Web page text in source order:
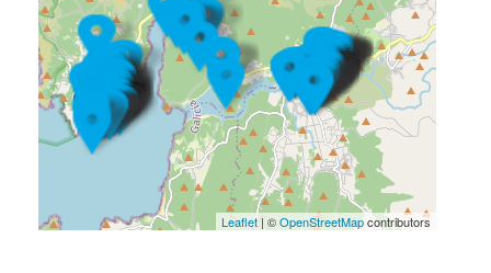
Leaflet| ©OpenStreetMapcontributors